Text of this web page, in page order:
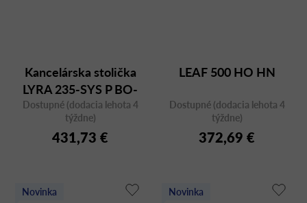
Kancelárska stolička
LYRA 235-SYS P BO-
AIR BR-209
Dostupné (dodacia lehota 4
týždne)
431,73 €
LEAF 500 HO HN
Dostupné (dodacia lehota 4
týždne)
372,69 €
Novinka Novinka